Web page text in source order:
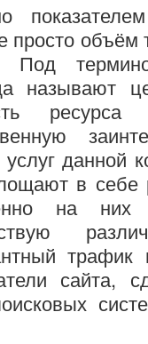
просто
Под
называют
ресурса
данной
в себе
на них
трафик
сайта,